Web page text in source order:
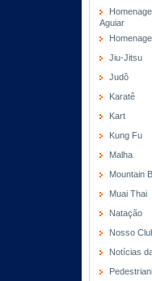
Aguiar
Jiu-Jitsu
Judô
Karatê
Kart
Kung Fu
Malha
Mountain
Muai Thai
Natação
Nosso
Notícias